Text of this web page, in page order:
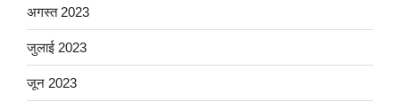
अगस्त 2023
जुलाई 2023
जून 2023